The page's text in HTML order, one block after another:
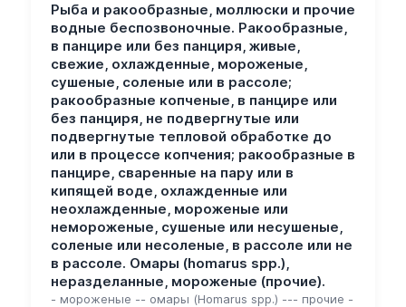
Рыба и ракообразные, моллюски и прочие
водные беспозвоночные. Ракообразные,
в панцире или без панциря, живые,
свежие, охлажденные, мороженые,
сушеные, соленые или в рассоле;
ракообразные копченые, в панцире или
без панциря, не подвергнутые или
подвергнутые тепловой обработке до
или в процессе копчения; ракообразные в
панцире, сваренные на пару или в
кипящей воде, охлажденные или
неохлажденные, мороженые или
немороженые, сушеные или несушеные,
соленые или несоленые, в рассоле или не
в рассоле. Омары (homarus spp.),
неразделанные, мороженые (прочие).
- мороженые -- омары (Homarus spp.) --- прочие -